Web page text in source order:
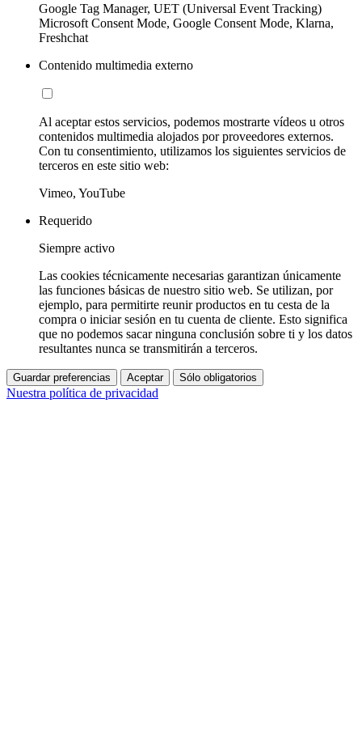
Google Tag Manager, UET (Universal Event Tracking)
Microsoft Consent Mode, Google Consent Mode, Klarna,
Freshchat
Contenido multimedia externo
Al aceptar estos servicios, podemos mostrarte vídeos u otros
contenidos multimedia alojados por proveedores externos.
Con tu consentimiento, utilizamos los siguientes servicios de
terceros en este sitio web:
Vimeo, YouTube
Requerido
Siempre activo
Las cookies técnicamente necesarias garantizan únicamente
las funciones básicas de nuestro sitio web. Se utilizan, por
ejemplo, para permitirte reunir productos en tu cesta de la
compra o iniciar sesión en tu cuenta de cliente. Esto significa
que no podemos sacar ninguna conclusión sobre ti y los datos
resultantes nunca se transmitirán a terceros.
Guardar preferencias Aceptar Sólo obligatorios
Nuestra política de privacidad